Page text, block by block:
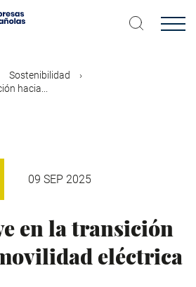
Sostenibilidad
hacia...
09 SEP 2025
en la transición
eléctrica